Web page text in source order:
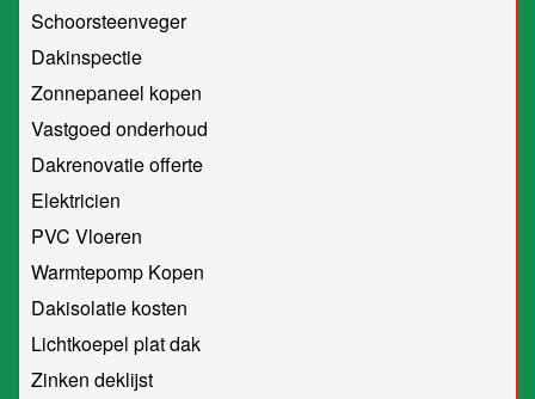
Schoorsteenveger
Dakinspectie
Zonnepaneel kopen
Vastgoed onderhoud
Dakrenovatie offerte
Elektricien
PVC Vloeren
Warmtepomp Kopen
Dakisolatie kosten
Lichtkoepel plat dak
Zinken deklijst